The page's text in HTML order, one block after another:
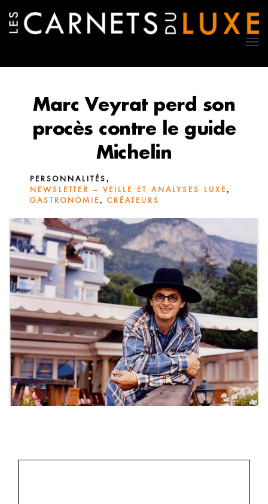
Marc Veyrat perd son
procès contre le guide
Michelin
PERSONNALITÉS ,
NEWSLETTER – VEILLE ET ANALYSES LUXE,
GASTRONOMIE, CRÉATEURS